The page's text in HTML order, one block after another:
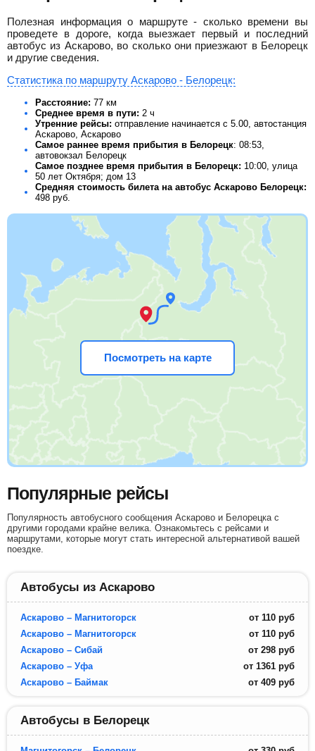
Полезная информация о маршруте - сколько времени вы
проведете в дороге, когда выезжает первый и последний
автобус из Аскарово, во сколько они приезжают в Белорецк
и другие сведения.
Статистика по маршруту Аскарово - Белорецк:
Расстояние: 77 км
Среднее время в пути: 2 ч
Утренние рейсы: отправление начинается с 5.00, автостанция
Аскарово, Аскарово
Самое раннее время прибытия в Белорецк: 08:53,
автовокзал Белорецк
Самое позднее время прибытия в Белорецк: 10:00, улица
50 лет Октября; дом 13
Средняя стоимость билета на автобус Аскарово Белорецк:
498 руб.
Посмотреть на карте
Популярные рейсы
Популярность автобусного сообщения Аскарово и Белорецка с
другими городами крайне велика. Ознакомьтесь с рейсами и
маршрутами, которые могут стать интересной альтернативой вашей
поездке.
Автобусы из Аскарово
Аскарово – Магнитогорск от 110 руб
Аскарово – Магнитогорск
от 110 руб
Аскарово – Сибай
от 298 руб
Аскарово – Уфа
от 1361 руб
Аскарово – Баймак
от 409 руб
Автобусы в Белорецк